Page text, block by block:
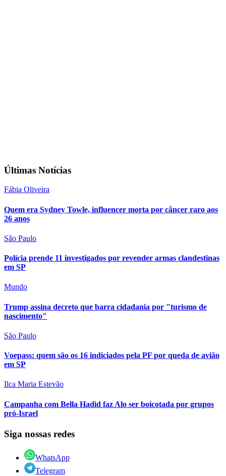
Últimas Notícias
Fábia Oliveira
Quem era Sydney Towle, influencer morta por câncer raro aos
26 anos
São Paulo
Polícia prende 11 investigados por revender armas clandestinas
em SP
Mundo
Trump assina decreto que barra cidadania por "turismo de
nascimento"
São Paulo
Voepass: quem são os 16 indiciados pela PF por queda de avião
em SP
Ilca Maria Estevão
Campanha com Bella Hadid faz Alo ser boicotada por grupos
pró-Israel
Siga nossas redes
WhatsApp
Telegram